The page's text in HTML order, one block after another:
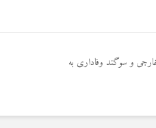
و سوگند وفاداری به